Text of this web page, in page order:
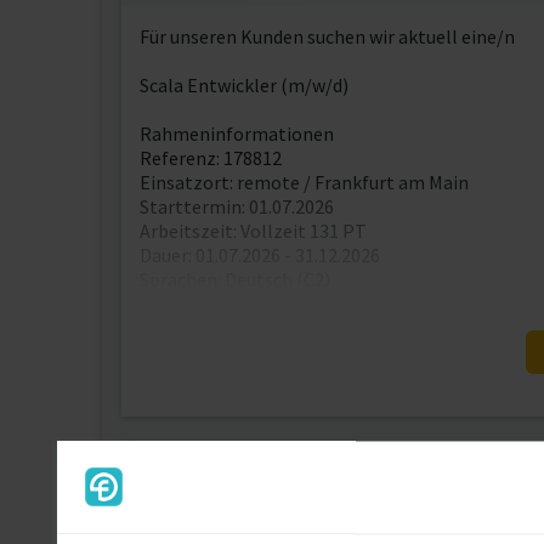
Für unseren Kunden suchen wir aktuell eine/n
Scala Entwickler (m/w/d)
Rahmeninformationen
Referenz: 178812
Einsatzort: remote / Frankfurt am Main
Starttermin: 01.07.2026
Arbeitszeit: Vollzeit 131 PT